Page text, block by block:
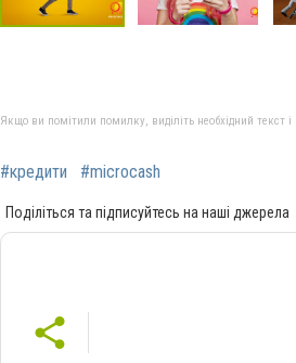
Якщо ви помітили помилку, виділіть необхідний текст
#кредити #microcash
Поділіться та підписуйтесь на наші джерела